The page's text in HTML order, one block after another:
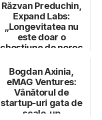
Răzvan Preduchin,
Expand Labs:
„Longevitatea nu
este doar o
chestiune de noroc
o...
Bogdan Axinia,
eMAG Ventures:
Vânătorul de
startup-uri gata de
scale-up